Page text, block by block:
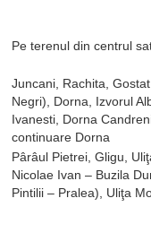
Pe terenul din centrul
Juncani, Rachita,
Negri), Dorna, Izvorul
Ivanesti, Dorna
continuare Dorna
Pârâul Pietrei, Gligu,
Nicolae Ivan – Buzila
Pintilii – Pralea), Uliţa